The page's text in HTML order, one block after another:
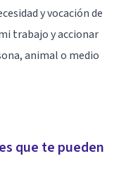
y vocación de
trabajo y accionar
animal o medio
que te pueden